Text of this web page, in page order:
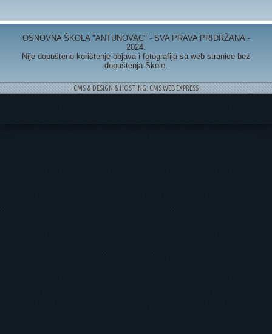
OSNOVNA ŠKOLA "ANTUNOVAC" - SVA PRAVA PRIDRŽANA -
2024.
Nije dopušteno korištenje objava i fotografija sa web stranice bez
dopuštenja Škole.
= CMS & DESIGN & HOSTING: CMS WEB EXPRESS =